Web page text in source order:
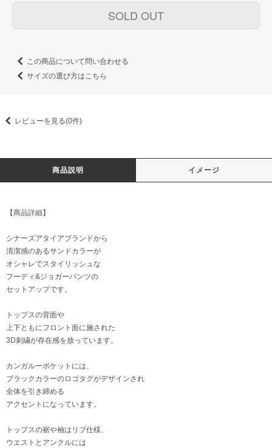
SOLD OUT
この商品について問い合わせる
サイズの選び方はこちら
レビューを見る(0件)
商品説明 イメージ
【商品詳細】
シナーズアタイアブランドから
清潔感のあるサンドカラーが
オシャレでスタイリッシュな
フーディ&ジョガーパンツの
セットアップです。
トップスの背面や
上下ともにフロント面に施された
3D刺繍が存在感を放っています。
カンガルーポケットには、
ブラックカラーのロゴタグがデザインされ
全体を引き締める
アクセントになっています。
トップスの裾や袖はリブ仕様、
ウエストとアンクルには